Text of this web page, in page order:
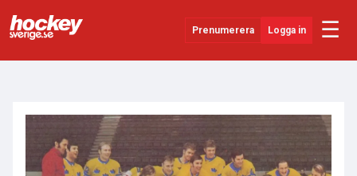
Prenumerera Logga in ☰